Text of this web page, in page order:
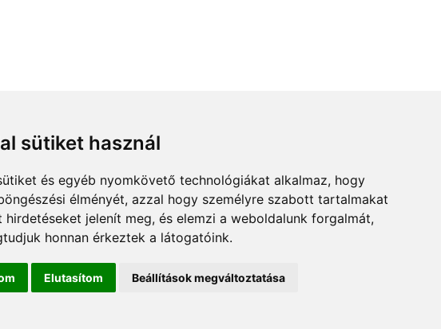
sütiket használ
és egyéb nyomkövető technológiákat alkalmaz, hogy
élményét, azzal hogy személyre szabott tartalmakat
hirdetéseket jelenít meg, és elemzi a weboldalunk forgalmát,
honnan érkeztek a látogatóink.
Elutasítom Beállítások megváltoztatása